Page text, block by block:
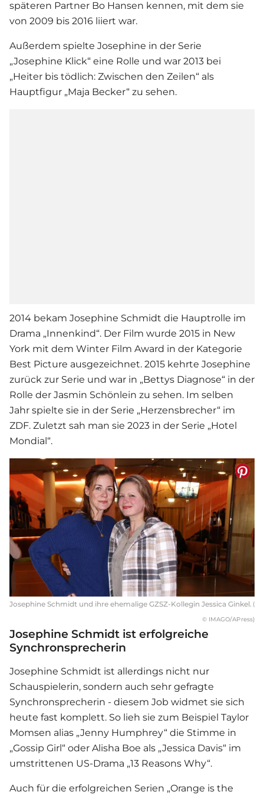
späteren Partner Bo Hansen kennen, mit dem sie
von 2009 bis 2016 liiert war.
Außerdem spielte Josephine in der Serie
„Josephine Klick“ eine Rolle und war 2013 bei
„Heiter bis tödlich: Zwischen den Zeilen“ als
Hauptfigur „Maja Becker“ zu sehen.
2014 bekam Josephine Schmidt die Hauptrolle im
Drama „Innenkind“. Der Film wurde 2015 in New
York mit dem Winter Film Award in der Kategorie
Best Picture ausgezeichnet. 2015 kehrte Josephine
zurück zur Serie und war in „Bettys Diagnose“ in der
Rolle der Jasmin Schönlein zu sehen. Im selben
Jahr spielte sie in der Serie „Herzensbrecher“ im
ZDF. Zuletzt sah man sie 2023 in der Serie „Hotel
Mondial“.
Josephine Schmidt und ihre ehemalige GZSZ-Kollegin Jessica Ginkel. (
© IMAGO/APress)
Josephine Schmidt ist erfolgreiche
Synchronsprecherin
Josephine Schmidt ist allerdings nicht nur
Schauspielerin, sondern auch sehr gefragte
Synchronsprecherin - diesem Job widmet sie sich
heute fast komplett. So lieh sie zum Beispiel Taylor
Momsen alias „Jenny Humphrey“ die Stimme in
„Gossip Girl“ oder Alisha Boe als „Jessica Davis“ im
umstrittenen US-Drama „13 Reasons Why“.
Auch für die erfolgreichen Serien „Orange is the